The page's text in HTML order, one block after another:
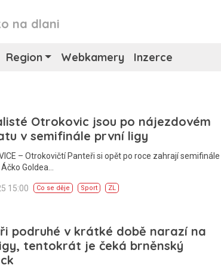
na dlani
Region Webkamery Inzerce
Otrokovic jsou po nájezdovém
v semifinále první ligy
– Otrokovičtí Panteři si opět po roce zahrají semifinále
Goldea…
15:00 Co se děje Sport ZL
podruhé v krátké době narazí na
tentokrát je čeká brněnský